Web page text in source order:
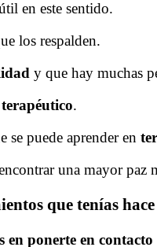
en este sentido.
los respalden.
y que hay muchas
.
se puede aprender en
una mayor paz
que tenías
en ponerte en